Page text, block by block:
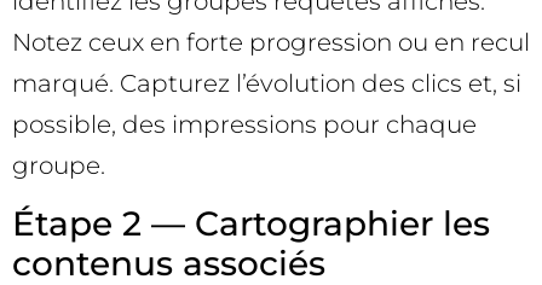
Notez ceux en forte progression ou en recul
marqué. Capturez l’évolution des clics et, si
possible, des impressions pour chaque
groupe.
Étape 2 — Cartographier les
contenus associés